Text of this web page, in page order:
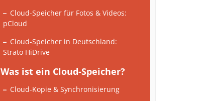
Cloud-Speicher für Fotos & Videos:
pCloud
Cloud-Speicher in Deutschland:
Strato HiDrive
Was ist ein Cloud-Speicher?
Cloud-Kopie & Synchronisierung